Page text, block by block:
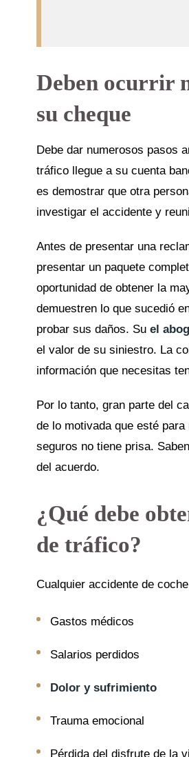
Deben ocurrir
su cheque
Debe dar numerosos pasos
tráfico llegue a su cuenta
es demostrar que otra
investigar el accidente y
Antes de presentar una
presentar un paquete
oportunidad de obtener la
demuestren lo que sucedió
probar sus daños. Suel
el valor de su siniestro. La
información que necesitas
Por lo tanto, gran parte del
de lo motivada que esté
seguros no tiene prisa.
del acuerdo.
¿Qué debe
de tráfico?
Cualquier accidente de
Gastos médicos
Salarios perdidos
Dolor y sufrimiento
Trauma emocional
Pérdida del disfrute de la